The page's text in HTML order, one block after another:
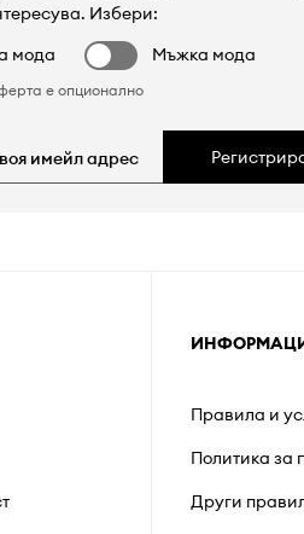
Избери:
мода
Мъжка мода
е опционално
Правила и
Политика за
Други